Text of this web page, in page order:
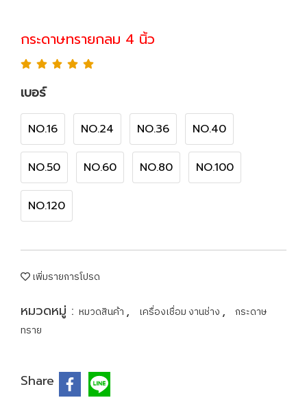
กระดาษทรายกลม 4 นิ้ว
เบอร์
NO.16 NO.24 NO.36 NO.40
NO.50 NO.60 NO.80 NO.100
NO.120
เพิ่มรายการโปรด
หมวดหมู่ : หมวดสินค้า , เครื่องเชื่อม งานช่าง ,
กระดาษ
ทราย
Share